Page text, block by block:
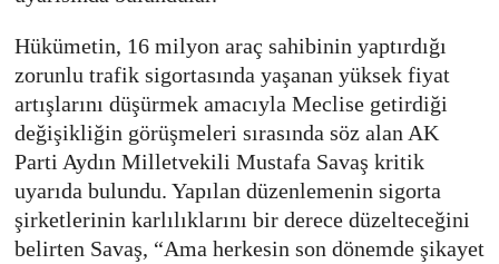
Hükümetin, 16 milyon araç sahibinin yaptırdığı
zorunlu trafik sigortasında yaşanan yüksek fiyat
artışlarını düşürmek amacıyla Meclise getirdiği
değişikliğin görüşmeleri sırasında söz alan AK
Parti Aydın Milletvekili Mustafa Savaş kritik
uyarıda bulundu. Yapılan düzenlemenin sigorta
şirketlerinin karlılıklarını bir derece düzelteceğini
belirten Savaş, “Ama herkesin son dönemde şikayet